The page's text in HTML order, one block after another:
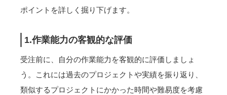
ポイントを詳しく掘り下げます。
1.作業能力の客観的な評価
受注前に、自分の作業能力を客観的に評価しましょ
う。これには過去のプロジェクトや実績を振り返り、
類似するプロジェクトにかかった時間や難易度を考慮